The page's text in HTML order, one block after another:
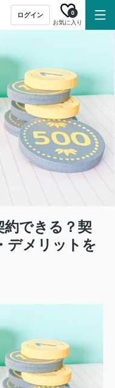
ログイン
お気に入り
0
約できる？契
デメリットを